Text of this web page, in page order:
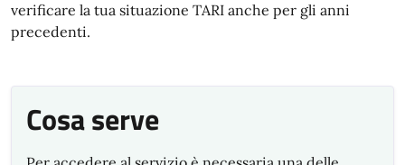
verificare la tua situazione TARI anche per gli anni
precedenti.
Cosa serve